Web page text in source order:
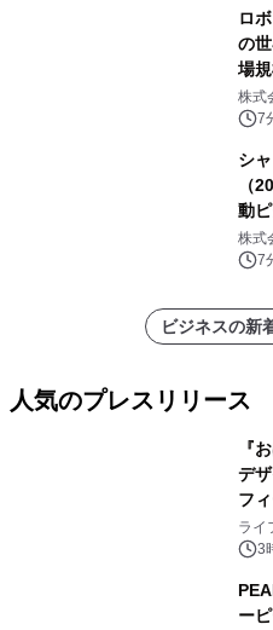
ロ
の
場
洗
発表
株式
7
シ
（
動
析
株式
7
ビジネスの新
人気のプレスリリース
『
デ
フ
い
ン。
ライ
3
ー